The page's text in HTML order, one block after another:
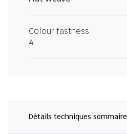
Colour fastness
4
Détails techniques sommaire